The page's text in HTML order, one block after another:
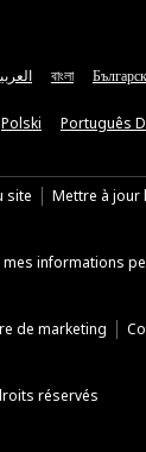
বাংলা
Polski Português
site Mettre à jour
informations
de marketing
réservés